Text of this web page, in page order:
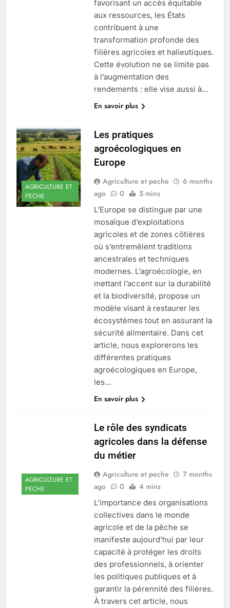
favorisant un accès équitable
aux ressources, les États
contribuent à une
transformation profonde des
filières agricoles et halieutiques.
Cette évolution ne se limite pas
à l’augmentation des
rendements : elle vise aussi à…
En savoir plus
AGRICULTURE ET
PECHE
Les pratiques
agroécologiques en
Europe
Agriculture et peche
6 months
ago
0 5 mins
L’Europe se distingue par une
mosaïque d’exploitations
agricoles et de zones côtières
où s’entremêlent traditions
ancestrales et techniques
modernes. L’agroécologie, en
mettant l’accent sur la durabilité
et la biodiversité, propose un
modèle visant à restaurer les
écosystèmes tout en assurant la
sécurité alimentaire. Dans cet
article, nous explorerons les
différentes pratiques
agroécologiques en Europe,
les…
En savoir plus
AGRICULTURE ET
PECHE
Le rôle des syndicats
agricoles dans la défense
du métier
Agriculture et peche
7 months
ago
0 4 mins
L’importance des organisations
collectives dans le monde
agricole et de la pêche se
manifeste aujourd’hui par leur
capacité à protéger les droits
des professionnels, à orienter
les politiques publiques et à
garantir la pérennité des filières.
À travers cet article, nous